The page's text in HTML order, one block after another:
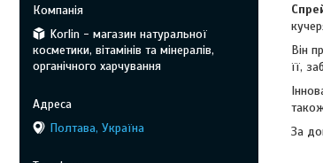
Він
її,
За
Korlin - магазин натуральної
косметики, вітамінів та мінералів,
органічного харчування
Полтава, Україна